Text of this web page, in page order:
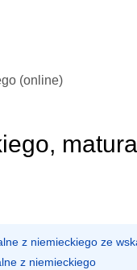
(online)
z niemieckiego ze
z niemieckiego